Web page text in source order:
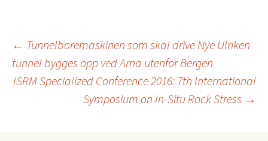
Innleggsnavigasjon
← Tunnelboremaskinen som skal drive Nye Ulriken
tunnel bygges opp ved Arna utenfor Bergen
ISRM Specialized Conference 2016: 7th International
Symposium on In-Situ Rock Stress →